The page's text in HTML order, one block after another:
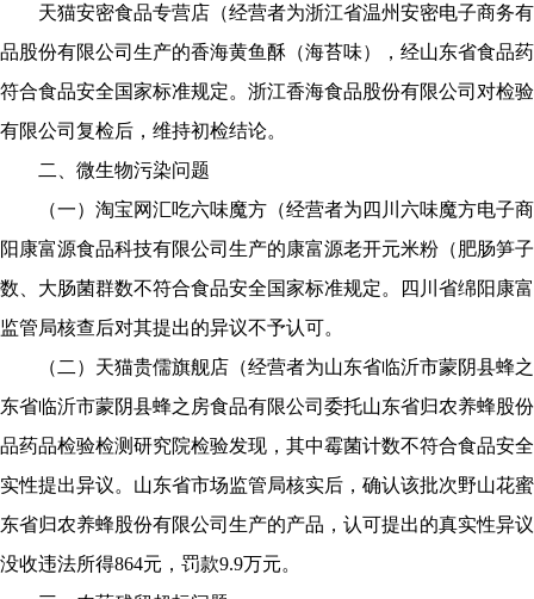
天猫安密食品专营店（经营者为浙江省温州安密电子商务
品股份有限公司生产的香海黄鱼酥（海苔味），经山东省食品
符合食品安全国家标准规定。浙江香海食品股份有限公司对检
有限公司复检后，维持初检结论。
二、微生物污染问题
（一）淘宝网汇吃六味魔方（经营者为四川六味魔方电
阳康富源食品科技有限公司生产的康富源老开元米粉（肥肠笋
数、大肠菌群数不符合食品安全国家标准规定。四川省绵阳康
监管局核查后对其提出的异议不予认可。
（二）天猫贵儒旗舰店（经营者为山东省临沂市蒙阴县
东省临沂市蒙阴县蜂之房食品有限公司委托山东省归农养蜂股
品药品检验检测研究院检验发现，其中霉菌计数不符合食品安
实性提出异议。山东省市场监管局核实后，确认该批次野山花
东省归农养蜂股份有限公司生产的产品，认可提出的真实性异
没收违法所得864元，罚款9.9万元。